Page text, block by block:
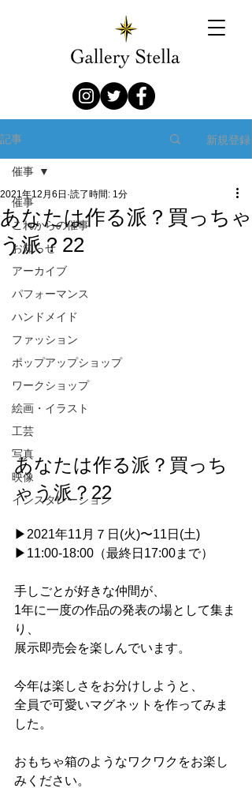
記事 新規登録
催事
これからの催事
お知らせ
アーカイブ
パフォーマンス
ハンドメイド
ファッション
ポップアップショップ
ワークショップ
絵画・イラスト
工芸
写真
映像
インスタレーション
催事
あなたは作る派？買っちゃ
う派？22
2021年12月6日 読了時間: 1分
あなたは作る派？買っち
ゃう派？22
▶︎2021年11月７日(火)〜11日(土)
▶︎11:00-18:00（最終日17:00まで）
手しごとが好きな仲間が、
1年に一度の作品の発表の場として集ま
り、
展示即売会を楽しんでいます。
今年は楽しさをお分けしようと、
全員で可愛いマグネットを作ってみま
した。
おもちゃ箱のようなワクワクをお楽し
みください。